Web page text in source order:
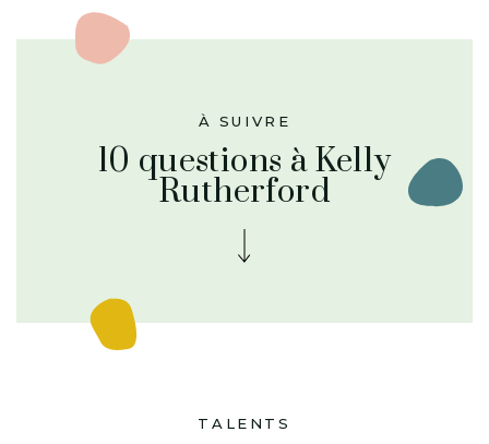
À SUIVRE
10 questions à Kelly
Rutherford
TALENTS